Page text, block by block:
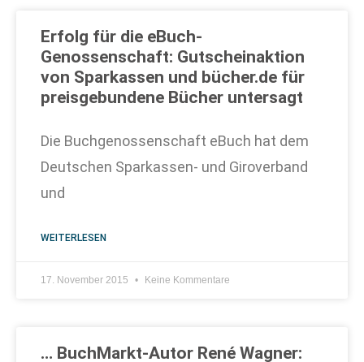
Erfolg für die eBuch-
Genossenschaft: Gutscheinaktion
von Sparkassen und bücher.de für
preisgebundene Bücher untersagt
Die Buchgenossenschaft eBuch hat dem
Deutschen Sparkassen- und Giroverband
und
WEITERLESEN
17. November 2015 Keine Kommentare
… BuchMarkt-Autor René Wagner: